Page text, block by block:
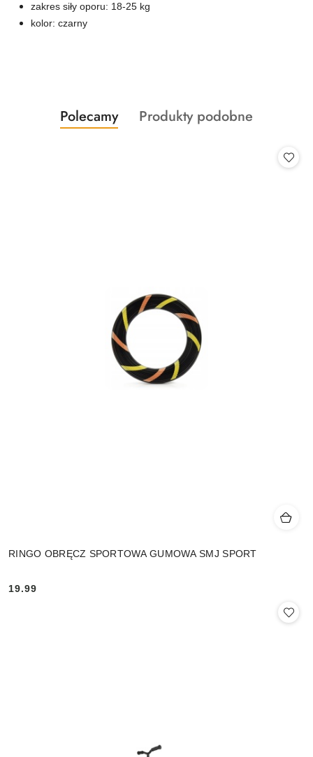
zakres siły oporu: 18-25 kg
kolor: czarny
Pomiń karuzelę produktów
Produkty
o
Polecamy
Produkty
Produkty podobne
RINGO OBRĘCZ SPORTOWA GUMOWA SMJ SPORT
Cena:
19.99